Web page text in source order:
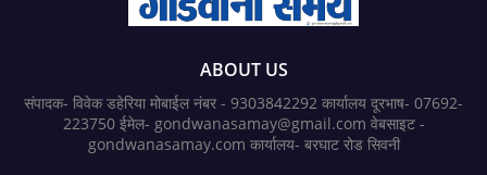
ABOUT US
संपादक- विवेक डहेरिया मोबाईल नंबर - 9303842292 कार्यालय दूरभाष- 07692-
223750 ईमेल- gondwanasamay@gmail.com वेबसाइट -
gondwanasamay.com कार्यालय- बरघाट रोड सिवनी